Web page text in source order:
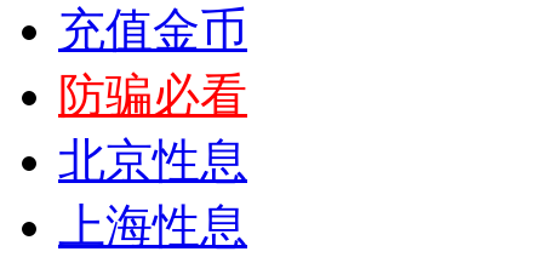
充值金币
防骗必看
北京性息
上海性息